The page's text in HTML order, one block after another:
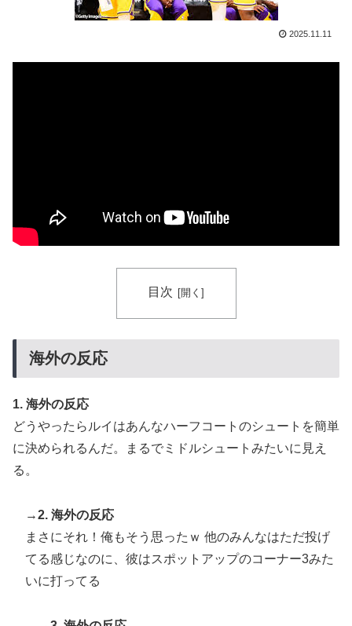
支持率が落ちてきた時点でこの手のニュースが出るのは
揺れの中でも患者を守った医師たちの対応ぶりに海外大
海外「消火栓もフェイクだから消防士が右往左往する中
▶
【海外の反応】アルゼンチン協会、FIFA会長に断固たる
支持を表明「隠す気もないんだなｗ」
▶
韓国人「この夏、韓国人が東京へ行くしかない理由がこ
ちら…」→「快適そうでめちゃくちゃ羨ましい…（ﾌﾞﾙ
ﾌﾞﾙ」＝韓国の反応
韓国人「熊本地震で見る日本の土木技術の完全勝利をご
がまさに経験値である」
▶ イチローさん「僕は本を読まない。好きなアニメはドラ
ゴンボール」【海外の反応】
▶ 海外「剣が二回斬り合っただけで折れるのはどういうこ
2025.11.11
目次
海外の反応
1. 海外の反応
どうやったらルイはあんなハーフコートのシュートを簡単
に決められるんだ。まるでミドルシュートみたいに見え
る。
→2. 海外の反応
まさにそれ！俺もそう思ったｗ 他のみんなはただ投げ
てる感じなのに、彼はスポットアップのコーナー3みた
いに打ってる